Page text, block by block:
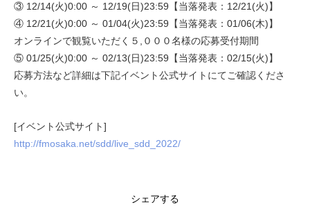
③ 12/14(火)0:00 ～ 12/19(日)23:59【当落発表：12/21(火)】
④ 12/21(火)0:00 ～ 01/04(火)23:59【当落発表：01/06(木)】
オンラインで観覧いただく５,０００名様の応募受付期間
⑤ 01/25(火)0:00 ～ 02/13(日)23:59【当落発表：02/15(火)】
応募方法など詳細は下記イベント公式サイトにてご確認くださ
い。
[イベント公式サイト]
http://fmosaka.net/sdd/live_sdd_2022/
シェアする